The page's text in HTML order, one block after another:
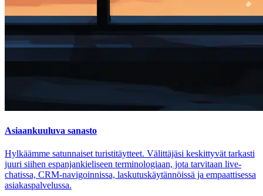
Asiaankuuluva sanasto
Hylkäämme satunnaiset turistitäytteet. Välittäjäsi keskittyvät tarkasti
juuri siihen espanjankieliseen terminologiaan, jota tarvitaan live-
chatissa, CRM-navigoinnissa, laskutuskäytännöissä ja empaattisessa
asiakaspalvelussa.